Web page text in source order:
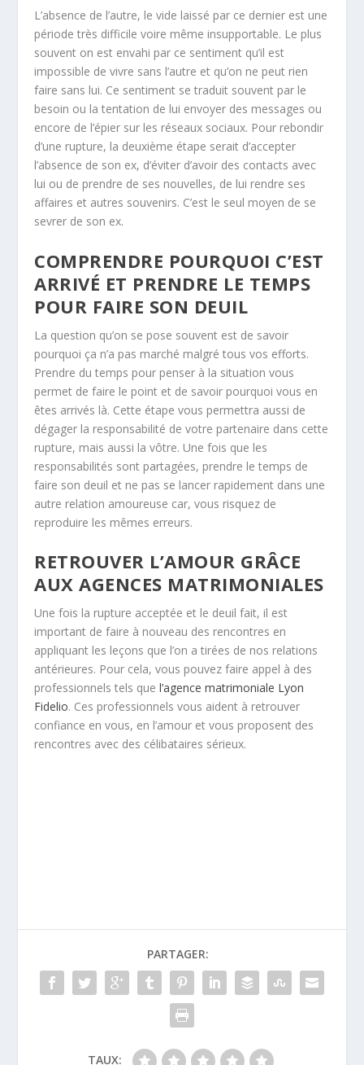
L’absence de l’autre, le vide laissé par ce dernier est une
période très difficile voire même insupportable. Le plus
souvent on est envahi par ce sentiment qu’il est
impossible de vivre sans l’autre et qu’on ne peut rien
faire sans lui. Ce sentiment se traduit souvent par le
besoin ou la tentation de lui envoyer des messages ou
encore de l’épier sur les réseaux sociaux. Pour rebondir
d’une rupture, la deuxième étape serait d’accepter
l’absence de son ex, d’éviter d’avoir des contacts avec
lui ou de prendre de ses nouvelles, de lui rendre ses
affaires et autres souvenirs. C’est le seul moyen de se
sevrer de son ex.
COMPRENDRE POURQUOI C’EST
ARRIVÉ ET PRENDRE LE TEMPS
POUR FAIRE SON DEUIL
La question qu’on se pose souvent est de savoir
pourquoi ça n’a pas marché malgré tous vos efforts.
Prendre du temps pour penser à la situation vous
permet de faire le point et de savoir pourquoi vous en
êtes arrivés là. Cette étape vous permettra aussi de
dégager la responsabilité de votre partenaire dans cette
rupture, mais aussi la vôtre. Une fois que les
responsabilités sont partagées, prendre le temps de
faire son deuil et ne pas se lancer rapidement dans une
autre relation amoureuse car, vous risquez de
reproduire les mêmes erreurs.
RETROUVER L’AMOUR GRÂCE
AUX AGENCES MATRIMONIALES
Une fois la rupture acceptée et le deuil fait, il est
important de faire à nouveau des rencontres en
appliquant les leçons que l’on a tirées de nos relations
antérieures. Pour cela, vous pouvez faire appel à des
professionnels tels quel’agence matrimoniale Lyon
Fidelio. Ces professionnels vous aident à retrouver
confiance en vous, en l’amour et vous proposent des
rencontres avec des célibataires sérieux.
PARTAGER:
TAUX: